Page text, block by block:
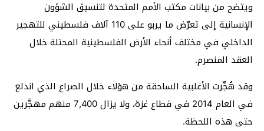
ويتضح من بيانات مكتب الأمم المتحدة لتنسيق الشؤون
الإنسانية إلى تعرّض ما يربو على 110 آلاف فلسطيني للتهجير
الداخلي في مختلف أنحاء الأرض الفلسطينية المحتلة خلال
العقد المنصرم.
وقد هُجِّرت الأغلبية الساحقة من هؤلاء خلال الصراع الذي اندلع
في العام 2014 في قطاع غزة، ولا يزال 7,400 منهم مهجَّرين
حتى هذه اللحظة.